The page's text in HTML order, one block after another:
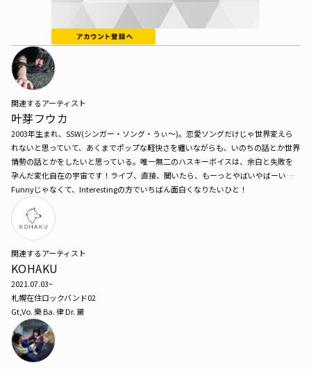
関連するアーティスト
叶芽フウカ
2003年生まれ、SSW(シンガー・ソング・うぃ〜)。恋愛ソングだけじゃ世界変えら
れないと思っていて、あくまでポップな軽快さを纏いながらも、いのちの話とか世界
情勢の話とかをしたいと思っている。唯一無二のハスキーボイスは、余白と失敗を
孕んだ変化自在の宇宙です！ライブ、直接、聞いたら、もーっとやばいやばーい…
Funnyじゃなくて、Interestingの方でいちばん面白くなりたいひと！
関連するアーティスト
KOHAKU
2021.07.03~
札幌在住ロックバンド02
Gt,Vo. 樂 Ba. 律 Dr. 黛